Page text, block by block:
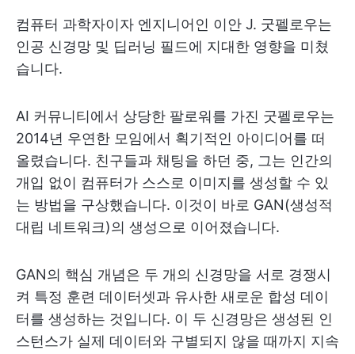
컴퓨터 과학자이자 엔지니어인 이안 J. 굿펠로우는
인공 신경망 및 딥러닝 필드에 지대한 영향을 미쳤
습니다.
AI 커뮤니티에서 상당한 팔로워를 가진 굿펠로우는
2014년 우연한 모임에서 획기적인 아이디어를 떠
올렸습니다. 친구들과 채팅을 하던 중, 그는 인간의
개입 없이 컴퓨터가 스스로 이미지를 생성할 수 있
는 방법을 구상했습니다. 이것이 바로 GAN(생성적
대립 네트워크)의 생성으로 이어졌습니다.
GAN의 핵심 개념은 두 개의 신경망을 서로 경쟁시
켜 특정 훈련 데이터셋과 유사한 새로운 합성 데이
터를 생성하는 것입니다. 이 두 신경망은 생성된 인
스턴스가 실제 데이터와 구별되지 않을 때까지 지속